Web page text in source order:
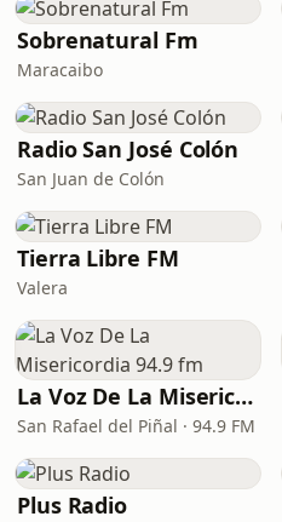
Sobrenatural Fm
Maracaibo
Radio San José Colón
San Juan de Colón
Tierra Libre FM
Valera
La Voz De La Misericordia 94.9 fm
San Rafael del Piñal · 94.9 FM
Plus Radio